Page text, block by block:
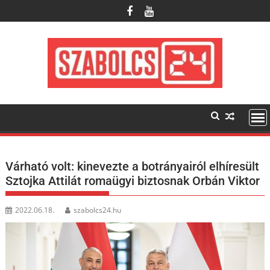
to
Várható volt: kinevezte a botrányairól elhíresült
Sztojka Attilát romaügyi biztosnak Orbán Viktor
2022.06.18. szabolcs24.hu